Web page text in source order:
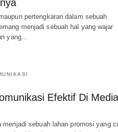
pertengkaran dalam sebuah
menjadi sebuah hal yang wajar
yang…
Efektif Di Media
menjadi sebuah lahan promosi yang